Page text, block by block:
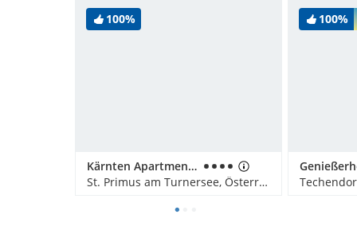
100%
Kärnten Apartment Turnersee
St. Primus am Turnersee, Österreich
100%